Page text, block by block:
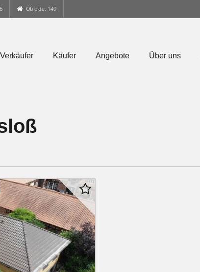
Objekte: 149
Verkäufer Käufer Angebote Über uns